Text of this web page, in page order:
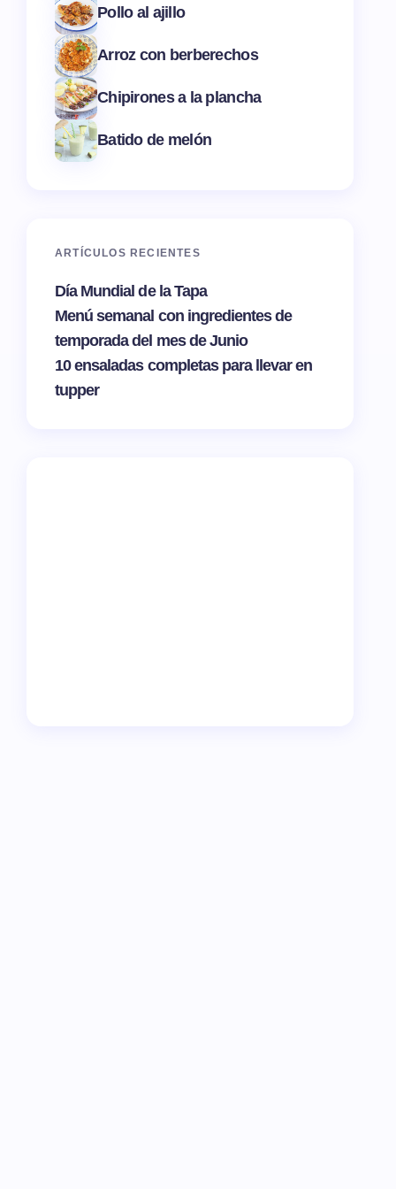
Pollo al ajillo
Arroz con berberechos
Chipirones a la plancha
Batido de melón
ARTÍCULOS RECIENTES
Día Mundial de la Tapa
Menú semanal con ingredientes de
temporada del mes de Junio
10 ensaladas completas para llevar en
tupper